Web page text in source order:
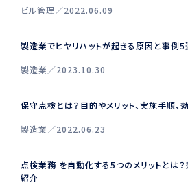
ビル管理 2022.06.09
製造業でヒヤリハットが起きる原因と事例5
製造業 2023.10.30
保守点検とは？目的やメリット、実施手順
製造業 2022.06.23
点検業務 を自動化する5つのメリットとは
紹介